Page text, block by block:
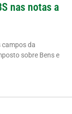
nas notas a
campos da
sobre Bens e